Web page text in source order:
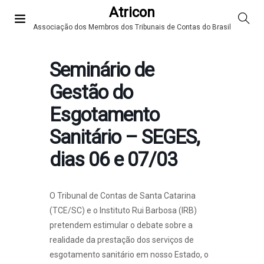
Atricon
Associação dos Membros dos Tribunais de Contas do Brasil
Seminário de
Gestão do
Esgotamento
Sanitário – SEGES,
dias 06 e 07/03
O Tribunal de Contas de Santa Catarina
(TCE/SC) e o Instituto Rui Barbosa (IRB)
pretendem estimular o debate sobre a
realidade da prestação dos serviços de
esgotamento sanitário em nosso Estado, o